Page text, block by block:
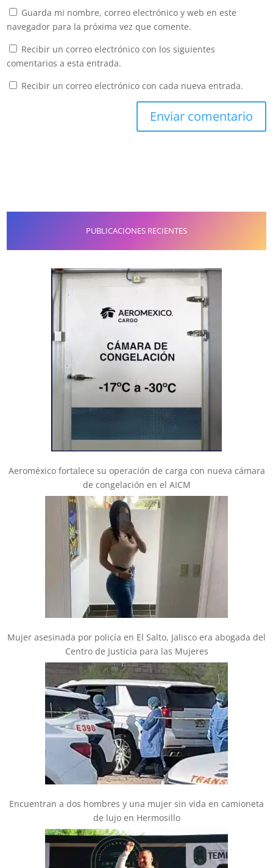
Guarda mi nombre, correo electrónico y web en este
navegador para la próxima vez que comente.
Recibir un correo electrónico con los siguientes
comentarios a esta entrada.
Recibir un correo electrónico con cada nueva entrada.
PUBLICACIONES RECIENTES
Aeroméxico fortalece su operación de carga con nueva cámara
de congelación en el AICM
Mujer asesinada por policía en El Salto, Jalisco era abogada del
Centro de Justicia para las Mujeres
Encuentran a dos hombres y una mujer sin vida en camioneta
de lujo en Hermosillo